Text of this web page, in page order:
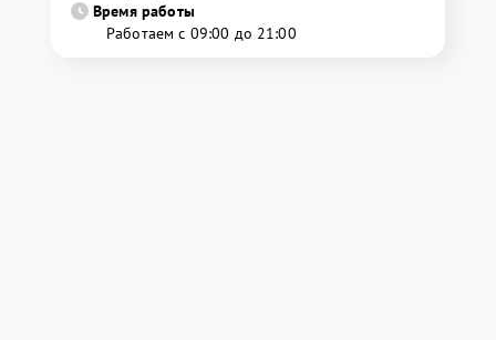
Время работы
Работаем с 09:00 до 21:00